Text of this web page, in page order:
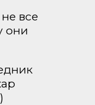
все
они